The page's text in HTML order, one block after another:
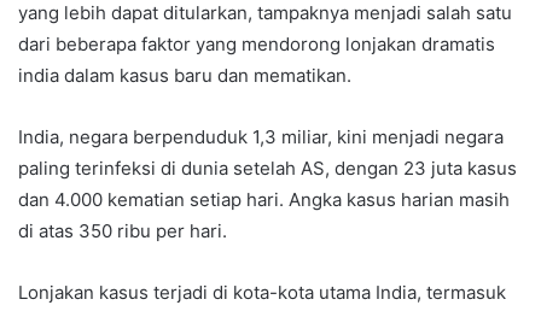
yang lebih dapat ditularkan, tampaknya menjadi salah satu
dari beberapa faktor yang mendorong lonjakan dramatis
india dalam kasus baru dan mematikan.
India, negara berpenduduk 1,3 miliar, kini menjadi negara
paling terinfeksi di dunia setelah AS, dengan 23 juta kasus
dan 4.000 kematian setiap hari. Angka kasus harian masih
di atas 350 ribu per hari.
Lonjakan kasus terjadi di kota-kota utama India, termasuk